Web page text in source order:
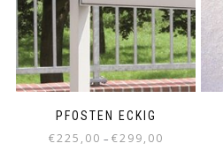
PFOSTEN ECKIG
€225,00 – €299,00